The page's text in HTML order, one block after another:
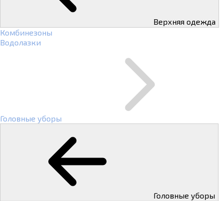
Верхняя одежда
Комбинезоны
Водолазки
Головные уборы
Головные уборы